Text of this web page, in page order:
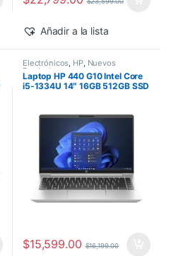
Añadir a la lista
Electrónicos, HP, Nuevos
Productos
Laptop HP 440 G10 Intel Core
i5-1334U 14″ 16GB 512GB SSD
$15,599.00 $16,199.00